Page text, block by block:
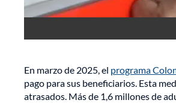
En marzo de 2025, el programa
pago para sus beneficiarios. Esta
atrasados. Más de 1,6 millones de